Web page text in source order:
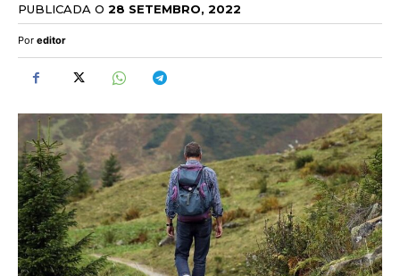
PUBLICADA O 28 SETEMBRO, 2022
Por editor